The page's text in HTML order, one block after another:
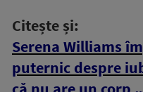
Citește și:
Serena Williams
puternic despre